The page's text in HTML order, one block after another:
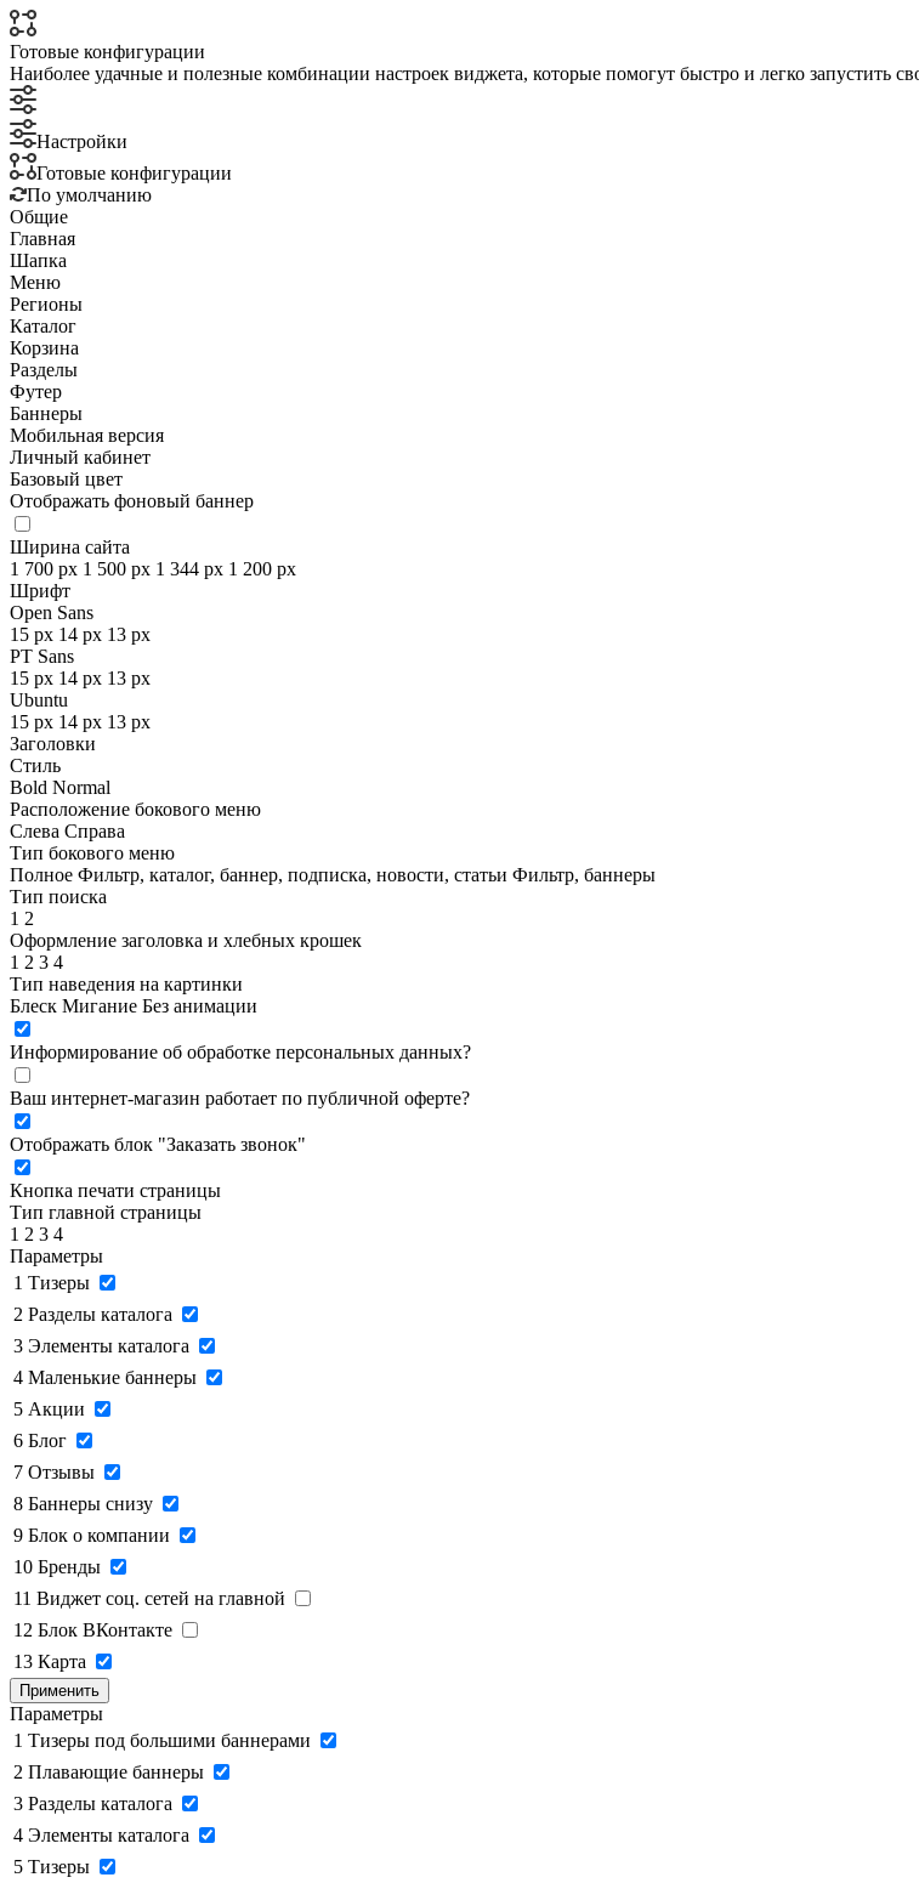
Готовые конфигурации
Наиболее удачные и полезные комбинации настроек виджета, которые помогут быстро и легко запустить
Настройки
Готовые конфигурации
По умолчанию
Общие
Главная
Шапка
Меню
Регионы
Каталог
Корзина
Разделы
Футер
Баннеры
Мобильная версия
Личный кабинет
Базовый цвет
Отображать фоновый баннер
Ширина сайта
1 700 px 1 500 px 1 344 px 1 200 px
Шрифт
Open Sans
15 px 14 px 13 px
PT Sans
15 px 14 px 13 px
Ubuntu
15 px 14 px 13 px
Заголовки
Стиль
Bold Normal
Расположение бокового меню
Слева Справа
Тип бокового меню
Полное Фильтр, каталог, баннер, подписка, новости, статьи Фильтр, баннеры
Тип поиска
1 2
Оформление заголовка и хлебных крошек
1 2 3 4
Тип наведения на картинки
Блеск Мигание Без анимации
Информирование об обработке персональных данных?
Ваш интернет-магазин работает по публичной оферте?
Отображать блок "Заказать звонок"
Кнопка печати страницы
Тип главной страницы
1 2 3 4
Параметры
1 Тизеры
2 Разделы каталога
3 Элементы каталога
4 Маленькие баннеры
5 Акции
6 Блог
7 Отзывы
8 Баннеры снизу
9 Блок о компании
10 Бренды
11 Виджет соц. сетей на главной
12 Блок ВКонтакте
13 Карта
Применить
Параметры
1 Тизеры под большими баннерами
2 Плавающие баннеры
3 Разделы каталога
4 Элементы каталога
5 Тизеры